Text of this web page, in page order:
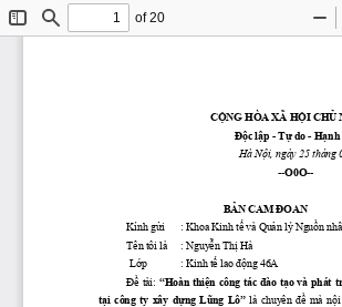
ToggleFind
of 20
CỘNG HÒA XÃ HỘI CHỦ
Độc lập - Tự do - Hạnh
                                       Hà
Nội, ngày 25 tháng
                       --
O0O--
BẢN CAM ĐOAN
Kính gửi
      : Khoa Kinh
tế và Quản lý Nguồn
Tên tôi là
: Nguyễn Thị Hà
Lớp
             : Kinh
tế lao động 46A
Đề tài: “Hoàn thiện công tác đào tạo và phát
tại
  công  ty  xây
dựng Lũng
  Lô”
  là  chuyên
đề
  mà
nội